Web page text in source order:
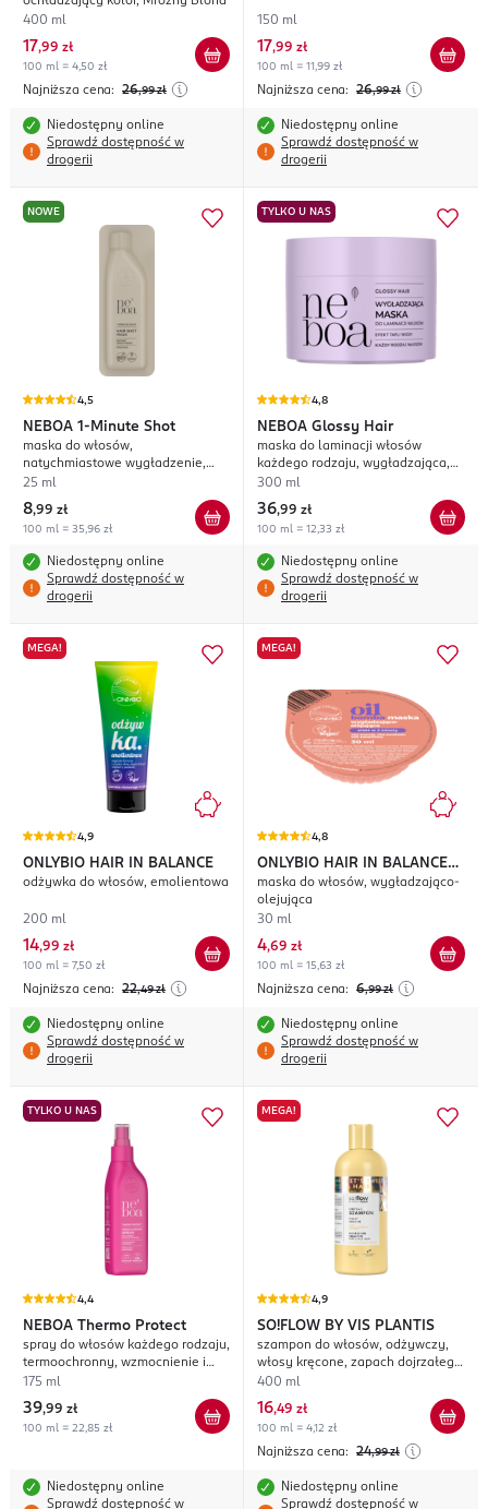
400 ml
17,99 zł
100 ml = 4,50 zł
Najniższa cena: 26,99 zł
Niedostępny online
Sprawdź dostępność w
drogerii
150 ml
17,99 zł
100 ml = 11,99 zł
Najniższa cena: 26,99 zł
Niedostępny online
Sprawdź dostępność w
drogerii
NOWE
4,5
NEBOA 1-Minute Shot
maska do włosów,
natychmiastowe wygładzenie,
Proteiny
25 ml
8,99 zł
100 ml = 35,96 zł
Niedostępny online
Sprawdź dostępność w
drogerii
TYLKO U NAS
4,8
NEBOA Glossy Hair
maska do laminacji włosów
każdego rodzaju, wygładzająca,
efekt tafli wody
300 ml
36,99 zł
100 ml = 12,33 zł
Niedostępny online
Sprawdź dostępność w
drogerii
MEGA!
4,9
ONLYBIO HAIR IN BALANCE
odżywka do włosów, emolientowa
200 ml
14,99 zł
100 ml = 7,50 zł
Najniższa cena: 22,49 zł
Niedostępny online
Sprawdź dostępność w
drogerii
MEGA!
4,8
ONLYBIO HAIR IN BALANCE
Oil Bomba
maska do włosów, wygładzająco-
olejująca
30 ml
4,69 zł
100 ml = 15,63 zł
Najniższa cena: 6,99 zł
Niedostępny online
Sprawdź dostępność w
drogerii
TYLKO U NAS
4,4
NEBOA Thermo Protect
spray do włosów każdego rodzaju,
termoochronny, wzmocnienie i
ochrona
175 ml
39,99 zł
100 ml = 22,85 zł
Niedostępny online
Sprawdź dostępność w
MEGA!
4,9
SO!FLOW BY VIS PLANTIS
szampon do włosów, odżywczy,
włosy kręcone, zapach dojrzałego
melona z aloesem
400 ml
16,49 zł
100 ml = 4,12 zł
Najniższa cena: 24,99 zł
Niedostępny online
Sprawdź dostępność w